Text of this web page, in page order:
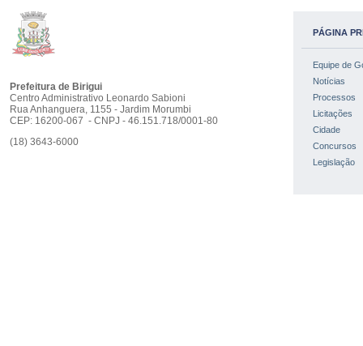
Prefeitura de Birigui
Centro Administrativo Leonardo Sabioni
Rua Anhanguera, 1155 - Jardim Morumbi
CEP: 16200-067 - CNPJ - 46.151.718/0001-80
(18) 3643-6000
PÁGINA
Equipe de
Notícias
Processos
Licitações
Cidade
Concursos
Legislação